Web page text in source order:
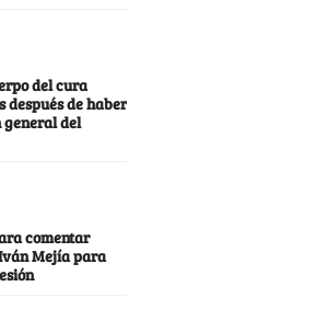
del cura
después de haber
general del
comentar
Mejía para